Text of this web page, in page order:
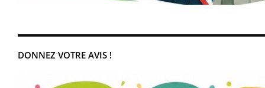
DONNEZ VOTRE AVIS !